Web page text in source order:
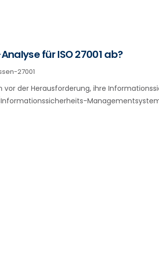
für ISO 27001 ab?
27001
der Herausforderung, ihre